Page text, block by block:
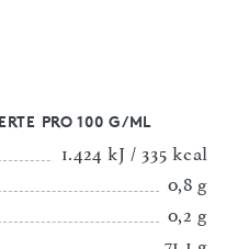
PRO 100 G/ML
1.424 kJ / 335 kcal
0,8 g
0,2 g